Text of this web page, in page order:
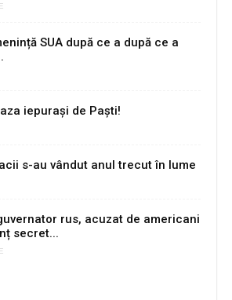
SUA după ce a după ce a
iepuraşi de Paşti!
s-au vândut anul trecut în lume
rus, acuzat de americani
secret...